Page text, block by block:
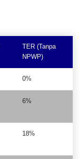
TER (Tanpa
NPWP)
0%
6%
18%